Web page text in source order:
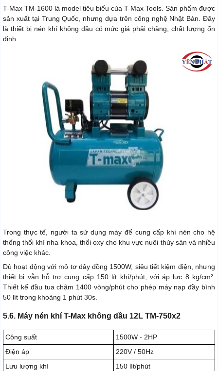
T-Max TM-1600 là model tiêu biểu của T-Max Tools. Sản phẩm được
sản xuất tại Trung Quốc, nhưng dựa trên công nghệ Nhật Bản. Đây
là thiết bị nén khí không dầu có mức giá phải chăng, chất lượng ổn
định.
Trong thực tế, người ta sử dụng máy để cung cấp khí nén cho hệ
thống thổi khí nha khoa, thổi oxy cho khu vực nuôi thủy sản và nhiều
công việc khác.
Dù hoạt động với mô tơ dây đồng 1500W, siêu tiết kiệm điện, nhưng
thiết bị vẫn hỗ trợ cung cấp 150 lít khí/phút, với áp lực 8 kg/cm².
Thiết kế đầu tua chậm 1400 vòng/phút cho phép máy nạp đầy bình
50 lít trong khoảng 1 phút 30s.
5.6. Máy nén khí T-Max không dầu 12L TM-750x2
Công suất
1500W - 2HP
Điện áp
220V / 50Hz
Lưu lượng khí
150 lít/phút